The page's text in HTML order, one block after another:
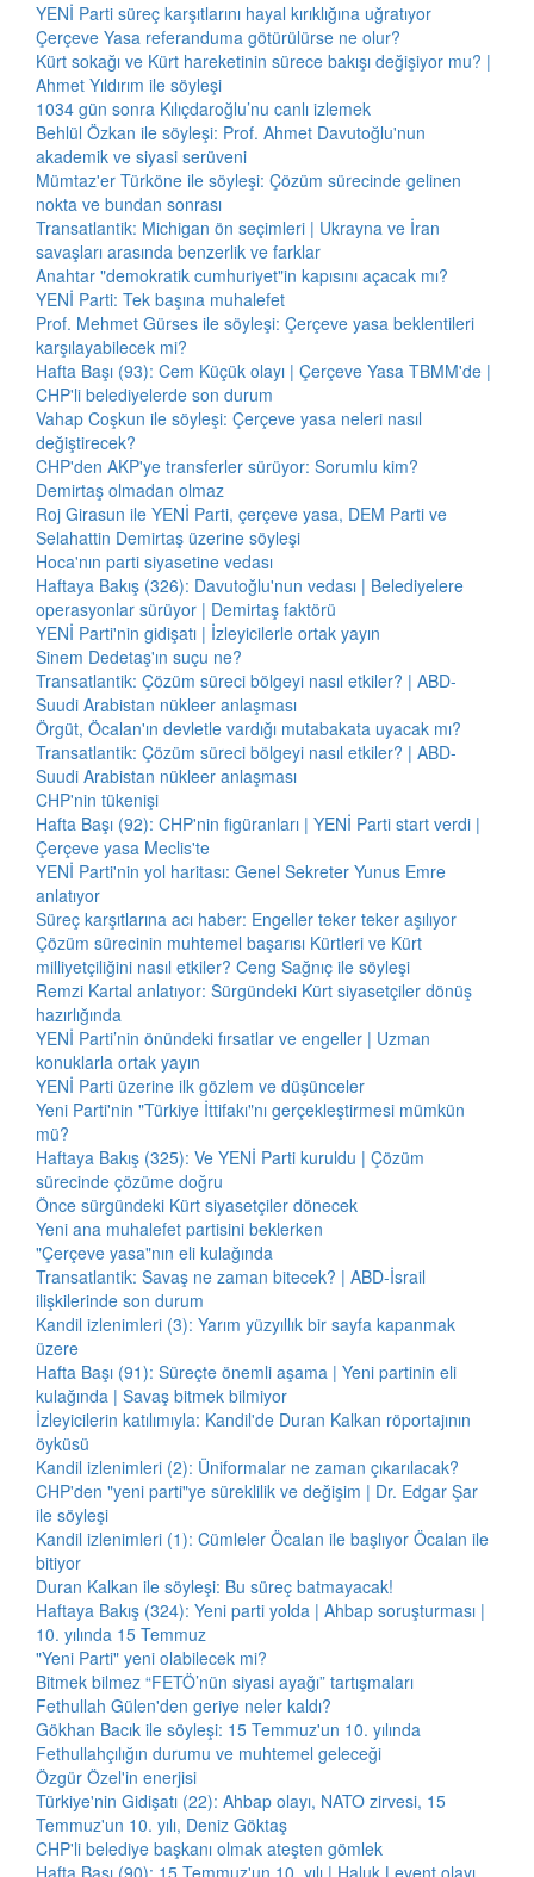
YENİ Parti süreç karşıtlarını hayal kırıklığına uğratıyor
Çerçeve Yasa referanduma götürülürse ne olur?
Kürt sokağı ve Kürt hareketinin sürece bakışı değişiyor mu? |
Ahmet Yıldırım ile söyleşi
1034 gün sonra Kılıçdaroğlu’nu canlı izlemek
Behlül Özkan ile söyleşi: Prof. Ahmet Davutoğlu'nun
akademik ve siyasi serüveni
Mümtaz'er Türköne ile söyleşi: Çözüm sürecinde gelinen
nokta ve bundan sonrası
Transatlantik: Michigan ön seçimleri | Ukrayna ve İran
savaşları arasında benzerlik ve farklar
Anahtar "demokratik cumhuriyet"in kapısını açacak mı?
YENİ Parti: Tek başına muhalefet
Prof. Mehmet Gürses ile söyleşi: Çerçeve yasa beklentileri
karşılayabilecek mi?
Hafta Başı (93): Cem Küçük olayı | Çerçeve Yasa TBMM'de |
CHP'li belediyelerde son durum
Vahap Coşkun ile söyleşi: Çerçeve yasa neleri nasıl
değiştirecek?
CHP'den AKP'ye transferler sürüyor: Sorumlu kim?
Demirtaş olmadan olmaz
Roj Girasun ile YENİ Parti, çerçeve yasa, DEM Parti ve
Selahattin Demirtaş üzerine söyleşi
Hoca'nın parti siyasetine vedası
Haftaya Bakış (326): Davutoğlu'nun vedası | Belediyelere
operasyonlar sürüyor | Demirtaş faktörü
YENİ Parti'nin gidişatı | İzleyicilerle ortak yayın
Sinem Dedetaş'ın suçu ne?
Transatlantik: Çözüm süreci bölgeyi nasıl etkiler? | ABD-
Suudi Arabistan nükleer anlaşması
Örgüt, Öcalan'ın devletle vardığı mutabakata uyacak mı?
Transatlantik: Çözüm süreci bölgeyi nasıl etkiler? | ABD-
Suudi Arabistan nükleer anlaşması
CHP'nin tükenişi
Hafta Başı (92): CHP'nin figüranları | YENİ Parti start verdi |
Çerçeve yasa Meclis'te
YENİ Parti'nin yol haritası: Genel Sekreter Yunus Emre
anlatıyor
Süreç karşıtlarına acı haber: Engeller teker teker aşılıyor
Çözüm sürecinin muhtemel başarısı Kürtleri ve Kürt
milliyetçiliğini nasıl etkiler? Ceng Sağnıç ile söyleşi
Remzi Kartal anlatıyor: Sürgündeki Kürt siyasetçiler dönüş
hazırlığında
YENİ Parti’nin önündeki fırsatlar ve engeller | Uzman
konuklarla ortak yayın
YENİ Parti üzerine ilk gözlem ve düşünceler
Yeni Parti'nin "Türkiye İttifakı"nı gerçekleştirmesi mümkün
mü?
Haftaya Bakış (325): Ve YENİ Parti kuruldu | Çözüm
sürecinde çözüme doğru
Önce sürgündeki Kürt siyasetçiler dönecek
Yeni ana muhalefet partisini beklerken
"Çerçeve yasa"nın eli kulağında
Transatlantik: Savaş ne zaman bitecek? | ABD-İsrail
ilişkilerinde son durum
Kandil izlenimleri (3): Yarım yüzyıllık bir sayfa kapanmak
üzere
Hafta Başı (91): Süreçte önemli aşama | Yeni partinin eli
kulağında | Savaş bitmek bilmiyor
İzleyicilerin katılımıyla: Kandil'de Duran Kalkan röportajının
öyküsü
Kandil izlenimleri (2): Üniformalar ne zaman çıkarılacak?
CHP'den "yeni parti"ye süreklilik ve değişim | Dr. Edgar Şar
ile söyleşi
Kandil izlenimleri (1): Cümleler Öcalan ile başlıyor Öcalan ile
bitiyor
Duran Kalkan ile söyleşi: Bu süreç batmayacak!
Haftaya Bakış (324): Yeni parti yolda | Ahbap soruşturması |
10. yılında 15 Temmuz
"Yeni Parti" yeni olabilecek mi?
Bitmek bilmez “FETÖ’nün siyasi ayağı” tartışmaları
Fethullah Gülen'den geriye neler kaldı?
Gökhan Bacık ile söyleşi: 15 Temmuz'un 10. yılında
Fethullahçılığın durumu ve muhtemel geleceği
Özgür Özel'in enerjisi
Türkiye'nin Gidişatı (22): Ahbap olayı, NATO zirvesi, 15
Temmuz'un 10. yılı, Deniz Göktaş
CHP'li belediye başkanı olmak ateşten gömlek
Hafta Başı (90): 15 Temmuz'un 10. yılı | Haluk Levent olayı